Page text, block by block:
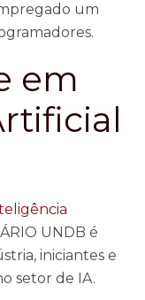
um
em
UNDB é
iniciantes e
setor de IA.